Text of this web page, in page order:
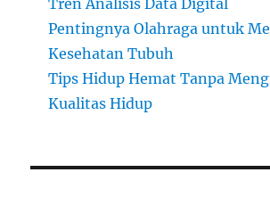
Pentingnya Olahraga untuk
Kesehatan Tubuh
Tips Hidup Hemat Tanpa
Kualitas Hidup